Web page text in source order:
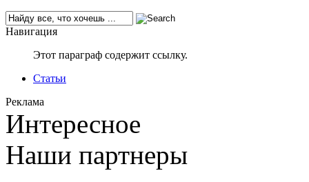
Навигация
Этот параграф содержит ссылку.
Статьи
Реклама
Интересное
Наши партнеры